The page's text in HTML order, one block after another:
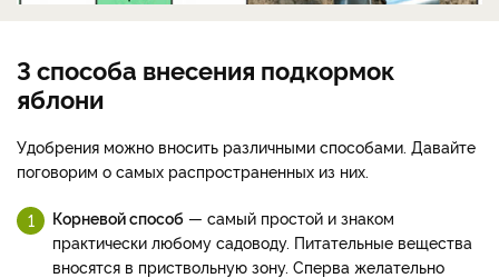
3 способа внесения подкормок
яблони
Удобрения можно вносить различными способами. Давайте
поговорим о самых распространенных из них.
Корневой способ — самый простой и знаком
практически любому садоводу. Питательные вещества
вносятся в приствольную зону. Сперва желательно